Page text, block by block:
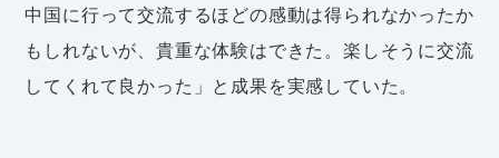
中国に行って交流するほどの感動は得られなかったか
もしれないが、貴重な体験はできた。楽しそうに交流
してくれて良かった」と成果を実感していた。